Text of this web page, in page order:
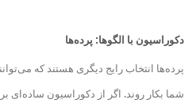
دکوراسیون با الگوها: پرده‌ها
پرده‌ها انتخاب رایج دیگری هستند که
شما بکار روند. اگر از دکوراسیون ساده‌ای